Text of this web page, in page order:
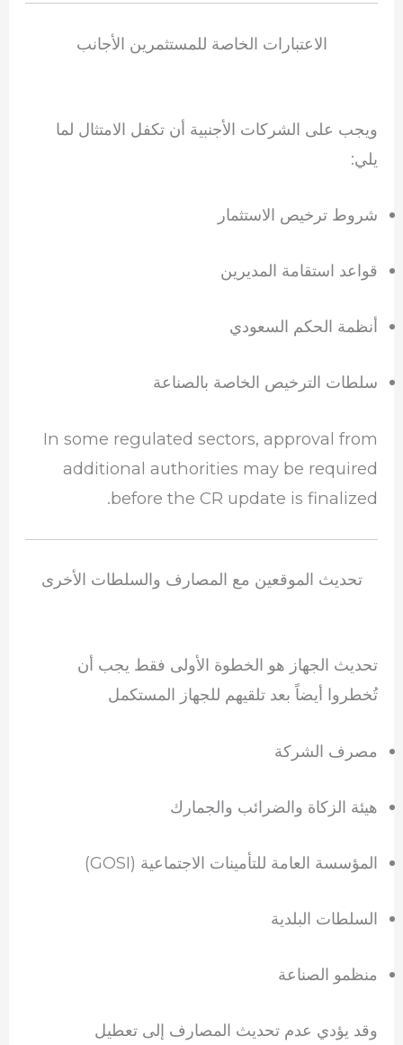
الاعتبارات الخاصة للمستثمرين الأجانب
ويجب على الشركات الأجنبية أن تكفل الامتثال لما
يلي:
شروط ترخيص الاستثمار
قواعد استقامة المديرين
أنظمة الحكم السعودي
سلطات الترخيص الخاصة بالصناعة
In some regulated sectors, approval from
additional authorities may be required
before the CR update is finalized.
تحديث الموقعين مع المصارف والسلطات الأخرى
تحديث الجهاز هو الخطوة الأولى فقط يجب أن
تُخطروا أيضاً بعد تلقيهم للجهاز المستكمل
مصرف الشركة
هيئة الزكاة والضرائب والجمارك
المؤسسة العامة للتأمينات الاجتماعية (GOSI)
السلطات البلدية
منظمو الصناعة
وقد يؤدي عدم تحديث المصارف إلى تعطيل